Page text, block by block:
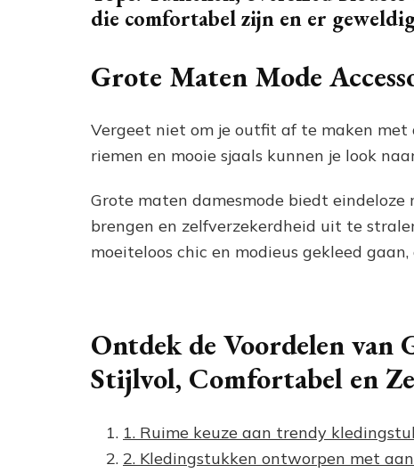
die comfortabel zijn en er
Grote Maten Mode
Vergeet niet om je outfit af te maken met
riemen en mooie sjaals kunnen je look
Grote maten damesmode biedt
brengen en zelfverzekerdheid uit te
moeiteloos chic en modieus gekleed
Ontdek de Voordelen van
Stijlvol, Comfortabel en
1. Ruime keuze aan trendy
2. Kledingstukken ontworpen met